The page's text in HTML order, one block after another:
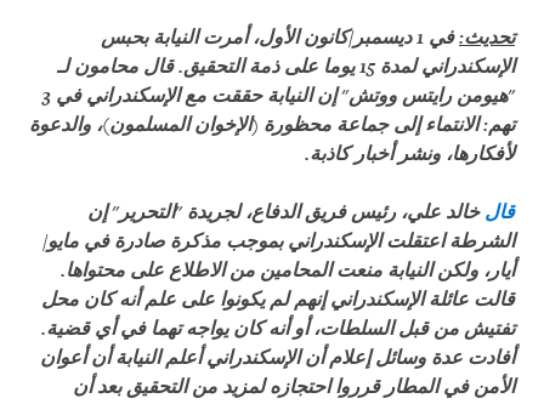
تحديث:
في 1 ديسمبر/كانون الأول، أمرت النيابة بحبس
الإسكندراني لمدة 15 يوما على ذمة التحقيق. قال محامون لـ
"هيومن رايتس ووتش" إن النيابة حققت مع الإسكندراني في 3
تهم: الانتماء إلى جماعة محظورة (الإخوان المسلمون)، والدعوة
لأفكارها، ونشر أخبار كاذبة.
قال خالد علي، رئيس فريق الدفاع، لجريدة "التحرير" إن
الشرطة اعتقلت الإسكندراني بموجب مذكرة صادرة في مايو/
أيار، ولكن النيابة منعت المحامين من الاطلاع على محتواها.
قالت عائلة الإسكندراني إنهم لم يكونوا على علم أنه كان محل
تفتيش من قبل السلطات، أو أنه كان يواجه تهما في أي قضية.
أفادت عدة وسائل إعلام أن الإسكندراني أعلم النيابة أن أعوان
الأمن في المطار قرروا احتجازه لمزيد من التحقيق بعد أن